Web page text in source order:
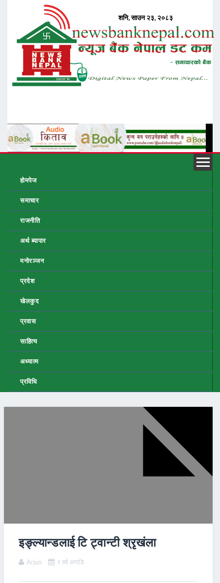
होमपेज
समाचार
राजनीति
अर्थ ब्यापार
मनोरञ्जन
प्रदेश
खेलकुद
प्रवास
साहित्य
अध्यात्म
प्रविधि
इङ्ल्यान्डलाई टि ट्वान्टी श्रृखंला
Arjun ९ वर्ष अगाडि